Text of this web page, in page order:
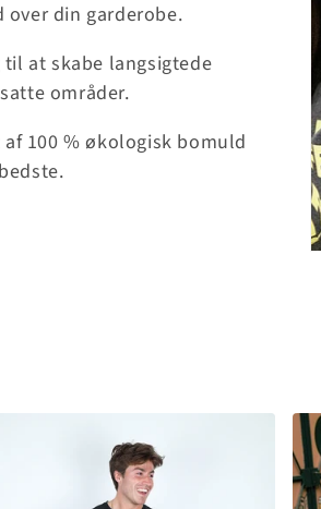
din garderobe.
at skabe langsigtede
områder.
100 % økologisk bomuld